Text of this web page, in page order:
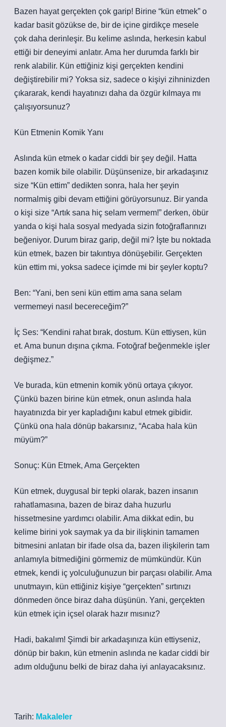
Bazen hayat gerçekten çok garip! Birine “kün etmek” o
kadar basit gözükse de, bir de içine girdikçe mesele
çok daha derinleşir. Bu kelime aslında, herkesin kabul
ettiği bir deneyimi anlatır. Ama her durumda farklı bir
renk alabilir. Kün ettiğiniz kişi gerçekten kendini
değiştirebilir mi? Yoksa siz, sadece o kişiyi zihninizden
çıkararak, kendi hayatınızı daha da özgür kılmaya mı
çalışıyorsunuz?
Kün Etmenin Komik Yanı
Aslında kün etmek o kadar ciddi bir şey değil. Hatta
bazen komik bile olabilir. Düşünsenize, bir arkadaşınız
size “Kün ettim” dedikten sonra, hala her şeyin
normalmiş gibi devam ettiğini görüyorsunuz. Bir yanda
o kişi size “Artık sana hiç selam vermem!” derken, öbür
yanda o kişi hala sosyal medyada sizin fotoğraflarınızı
beğeniyor. Durum biraz garip, değil mi? İşte bu noktada
kün etmek, bazen bir takıntıya dönüşebilir. Gerçekten
kün ettim mi, yoksa sadece içimde mi bir şeyler koptu?
Ben: “Yani, ben seni kün ettim ama sana selam
vermemeyi nasıl becereceğim?”
İç Ses: “Kendini rahat bırak, dostum. Kün ettiysen, kün
et. Ama bunun dışına çıkma. Fotoğraf beğenmekle işler
değişmez.”
Ve burada, kün etmenin komik yönü ortaya çıkıyor.
Çünkü bazen birine kün etmek, onun aslında hala
hayatınızda bir yer kapladığını kabul etmek gibidir.
Çünkü ona hala dönüp bakarsınız, “Acaba hala kün
müyüm?”
Sonuç: Kün Etmek, Ama Gerçekten
Kün etmek, duygusal bir tepki olarak, bazen insanın
rahatlamasına, bazen de biraz daha huzurlu
hissetmesine yardımcı olabilir. Ama dikkat edin, bu
kelime birini yok saymak ya da bir ilişkinin tamamen
bitmesini anlatan bir ifade olsa da, bazen ilişkilerin tam
anlamıyla bitmediğini görmemiz de mümkündür. Kün
etmek, kendi iç yolculuğunuzun bir parçası olabilir. Ama
unutmayın, kün ettiğiniz kişiye “gerçekten” sırtınızı
dönmeden önce biraz daha düşünün. Yani, gerçekten
kün etmek için içsel olarak hazır mısınız?
Hadi, bakalım! Şimdi bir arkadaşınıza kün ettiyseniz,
dönüp bir bakın, kün etmenin aslında ne kadar ciddi bir
adım olduğunu belki de biraz daha iyi anlayacaksınız.
Tarih: Makaleler